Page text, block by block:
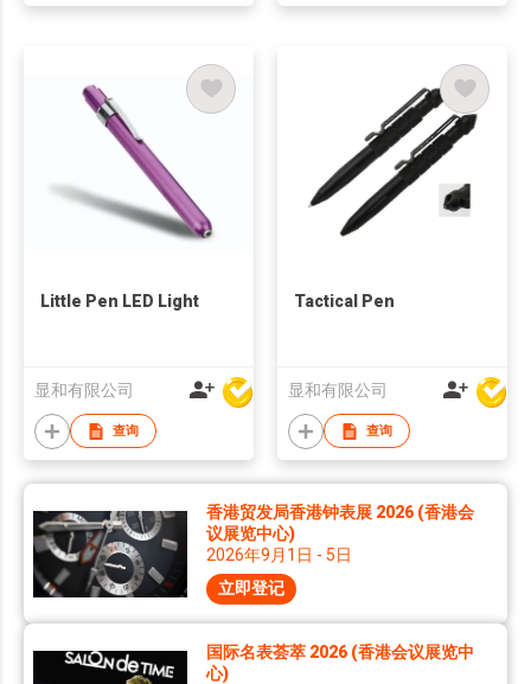
Little Pen LED Light
显和有限公司
查询
Tactical Pen
显和有限公司
查询
香港贸发局香港钟表展 2026 (香港会
议展览中心)
2026年9月1日 - 5日
立即登记
国际名表荟萃 2026 (香港会议展览中
心)